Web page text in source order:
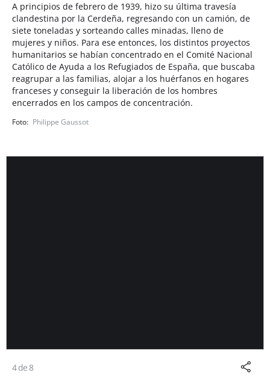
A principios de febrero de 1939, hizo su última travesía
clandestina por la Cerdeña, regresando con un camión, de
siete toneladas y sorteando calles minadas, lleno de
mujeres y niños. Para ese entonces, los distintos proyectos
humanitarios se habían concentrado en el Comité Nacional
Católico de Ayuda a los Refugiados de España, que buscaba
reagrupar a las familias, alojar a los huérfanos en hogares
franceses y conseguir la liberación de los hombres
encerrados en los campos de concentración.
Philippe Gaussot
4 de 8